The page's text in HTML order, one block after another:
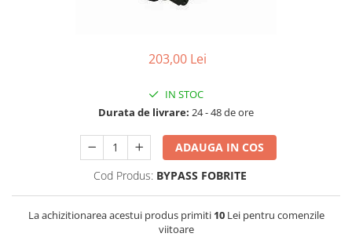
Contoare si debitmetre
Accesorii diverse
203,00 Lei
IN STOC
Durata de livrare: 24 - 48 de ore
ADAUGA IN COS
Cod Produs: BYPASS FOBRITE
La achizitionarea acestui produs primiti 10Lei pentru comenzile
viitoare